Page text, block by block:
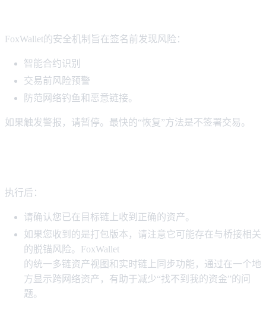
FoxWallet的安全机制旨在签名前发现风险：
智能合约识别
交易前风险预警
防范网络钓鱼和恶意链接。
如果触发警报，请暂停。最快的“恢复”方法是不签署交易。
执行后：
请确认您已在目标链上收到正确的资产。
如果您收到的是打包版本，请注意它可能存在与桥接相关
的脱锚风险。FoxWallet
的统一多链资产视图和实时链上同步功能，通过在一个地
方显示跨网络资产，有助于减少“找不到我的资金”的问
题。